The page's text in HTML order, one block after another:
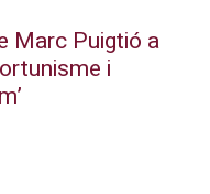
Marc Puigtió a
i